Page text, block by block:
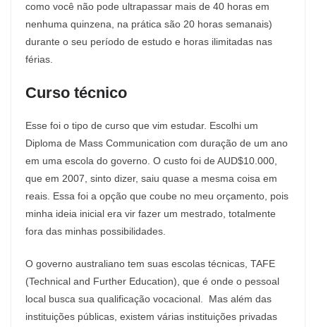
como você não pode ultrapassar mais de 40 horas em
nenhuma quinzena, na prática são 20 horas semanais)
durante o seu período de estudo e horas ilimitadas nas
férias.
Curso técnico
Esse foi o tipo de curso que vim estudar. Escolhi um
Diploma de Mass Communication com duração de um ano
em uma escola do governo. O custo foi de AUD$10.000,
que em 2007, sinto dizer, saiu quase a mesma coisa em
reais. Essa foi a opção que coube no meu orçamento, pois
minha ideia inicial era vir fazer um mestrado, totalmente
fora das minhas possibilidades.
O governo australiano tem suas escolas técnicas, TAFE
(Technical and Further Education), que é onde o pessoal
local busca sua qualificação vocacional. Mas além das
instituições públicas, existem várias instituições privadas